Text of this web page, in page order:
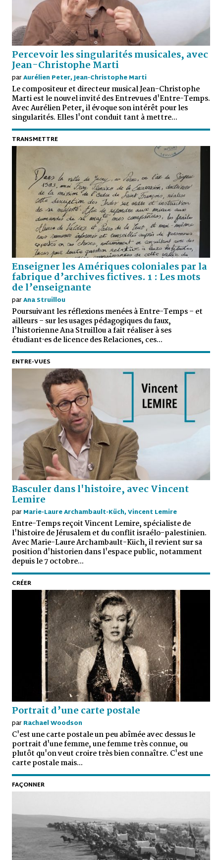
Percevoir les singularités musicales, avec
Jean-Christophe Marti
parAurélien Peter, Jean-Christophe Marti
Le compositeur et directeur musical Jean-Christophe
Marti est le nouvel invité des Entrevues d'Entre-Temps.
Avec Aurélien Peter, il évoque son intérêt pour les
singularités. Elles l'ont conduit tant à mettre...
TRANSMETTRE
Enseigner les Amériques coloniales par la
fabrique d’archives fictives. 1 : Les mots
de l’enseignante
parAna Struillou
Poursuivant les réflexions menées à Entre-Temps – et
ailleurs – sur les usages pédagogiques du faux,
l'historienne Ana Struillou a fait réaliser à ses
étudiant·es de licence des Relaciones, ces...
ENTRE-VUES
Basculer dans l'histoire, avec Vincent
Lemire
parMarie-Laure Archambault-Küch, Vincent Lemire
Entre-Temps reçoit Vincent Lemire, spécialiste de
l'histoire de Jérusalem et du conflit israélo-palestinien.
Avec Marie-Laure Archambault-Küch, il revient sur sa
position d'historien dans l'espace public, notamment
depuis le 7 octobre...
CRÉER
Portrait d’une carte postale
parRachael Woodson
C'est une carte postale un peu abîmée avec dessus le
portrait d'une femme, une femme très connue, ou
plutôt qu'on veut croire très bien connaître. C'est une
carte postale mais...
FAÇONNER